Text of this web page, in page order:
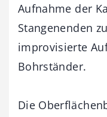
Aufnahme der
Stangenenden
improvisierte
Bohrständer.
Die